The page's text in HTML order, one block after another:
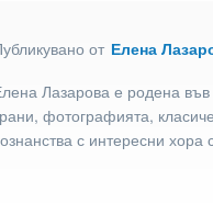
от Елена
Лазарова е родена
фотографията,
с интересни